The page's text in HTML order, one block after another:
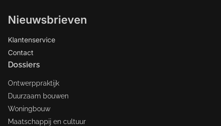
Nieuwsbrieven
Klantenservice
Contact
Dossiers
Ontwerppraktijk
Duurzaam bouwen
Woningbouw
Maatschappij en cultuur